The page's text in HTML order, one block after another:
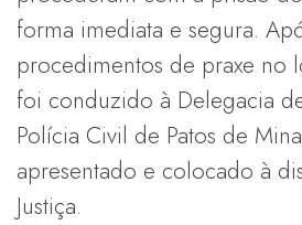
forma imediata e segura.
procedimentos de praxe no
foi conduzido à Delegacia
Polícia Civil de Patos de
apresentado e colocado à
Justiça.